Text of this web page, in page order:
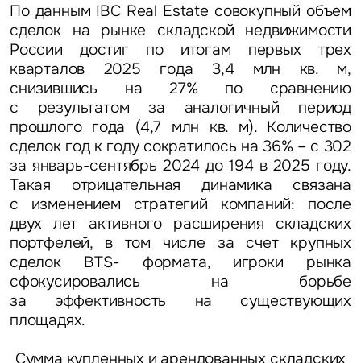
По данным IBC Real Estate совокупный объем
сделок на рынке складской недвижимости
России достиг по итогам первых трех
кварталов 2025 года 3,4 млн кв. м,
снизившись на 27% по сравнению
с результатом за аналогичный период
прошлого года (4,7 млн кв. м). Количество
сделок год к году сократилось на 36% – с 302
за январь-сентябрь 2024 до 194 в 2025 году.
Такая отрицательная динамика связана
с изменением стратегий компаний: после
двух лет активного расширения складских
портфелей, в том числе за счет крупных
сделок BTS- формата, игроки рынка
сфокусировались на борьбе
за эффективность на существующих
площадях.
Сумма купленных и арендованных складских